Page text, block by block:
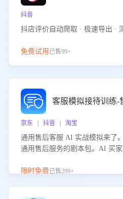
抖音
抖店评价自动爬取 · 极速导出 ·
免费试用 已售99+
客服模拟接待训练-
京东 | 抖音 | 淘宝
通用售后客服 AI 实战模拟来了
通用售后服务的剧本包。AI 买
的应对要点，轻松提升服务能力。
限时免费已售299+